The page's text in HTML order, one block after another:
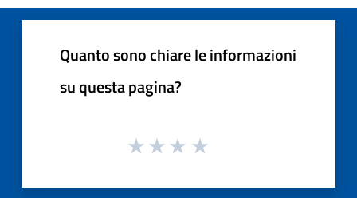
Quanto sono chiare le informazioni
su questa pagina?